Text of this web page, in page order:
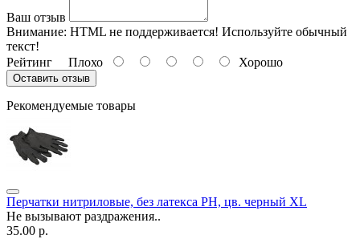
Ваш отзыв
Внимание: HTML не поддерживается! Используйте обычный
текст!
Рейтинг Плохо Хорошо
Оставить отзыв
Рекомендуемые товары
Перчатки нитриловые, без латекса РН, цв. черный XL
Не вызывают раздражения..
35.00 р.